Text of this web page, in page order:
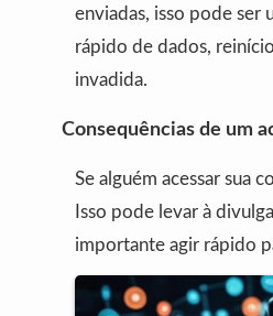
enviadas, isso pode ser
rápido de dados,
invadida.
Consequências de um
Se alguém acessar sua
Isso pode levar à
importante agir rápido